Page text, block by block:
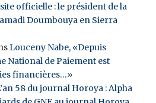
officielle : le président de la
Doumbouya en Sierra
Louceny Nabe, «Depuis
National de Paiement est
financières…»
58 du journal Horoya : Alpha